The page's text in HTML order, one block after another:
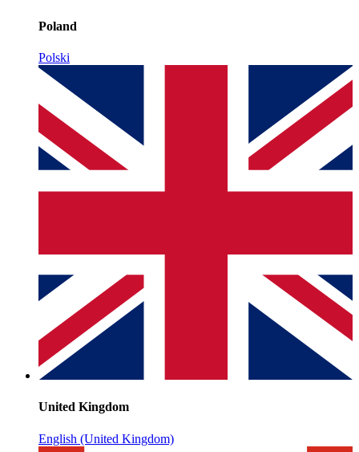
Poland
Polski
United Kingdom
English (United Kingdom)